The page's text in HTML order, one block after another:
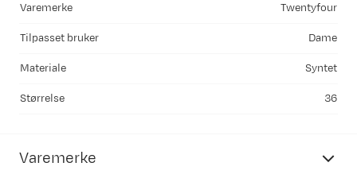
Varemerke Twentyfour
Tilpasset bruker Dame
Materiale Syntet
Størrelse 36
Varemerke